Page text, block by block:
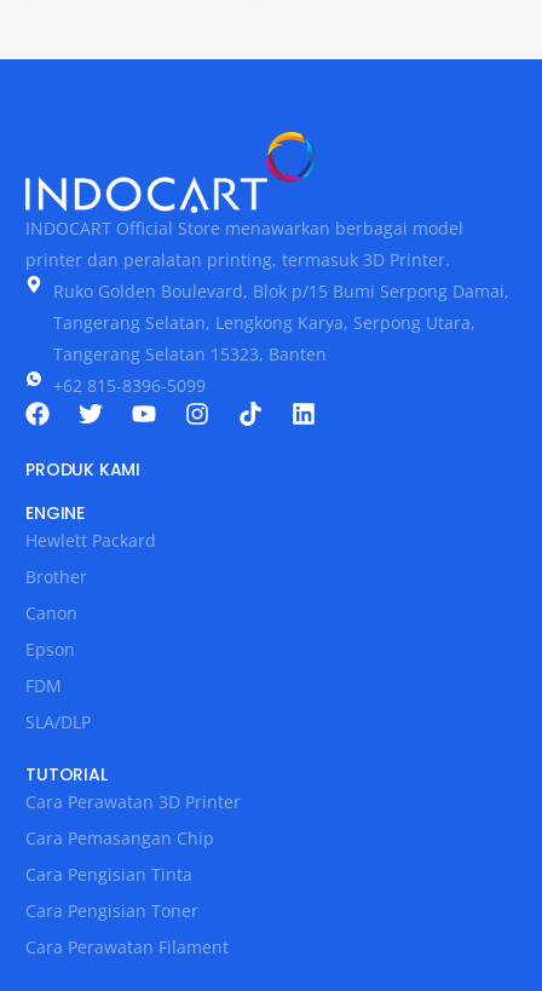
INDOCART Official Store menawarkan berbagai model
printer dan peralatan printing, termasuk 3D Printer.
Ruko Golden Boulevard, Blok p/15 Bumi Serpong Damai,
Tangerang Selatan, Lengkong Karya, Serpong Utara,
Tangerang Selatan 15323, Banten
+62 815-8396-5099
PRODUK KAMI
ENGINE
Hewlett Packard
Brother
Canon
Epson
FDM
SLA/DLP
TUTORIAL
Cara Perawatan 3D Printer
Cara Pemasangan Chip
Cara Pengisian Tinta
Cara Pengisian Toner
Cara Perawatan Filament